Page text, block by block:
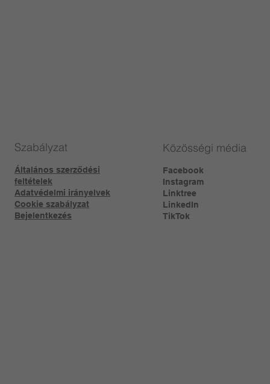
Szabályzat
Általános szerződési
feltételek
Adatvédelmi irányelvek
Cookie szabályzat
Bejelentkezés
Közösségi média
Facebook
Instagram
Linktree​
LinkedIn
TikTok